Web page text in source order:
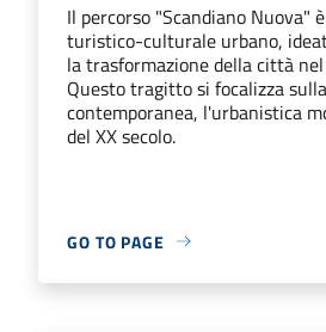
Il percorso "Scandiano Nuova"
turistico-culturale urbano,
la trasformazione della città
Questo tragitto si focalizza
contemporanea, l'urbanistica
del XX secolo.
GO TO PAGE